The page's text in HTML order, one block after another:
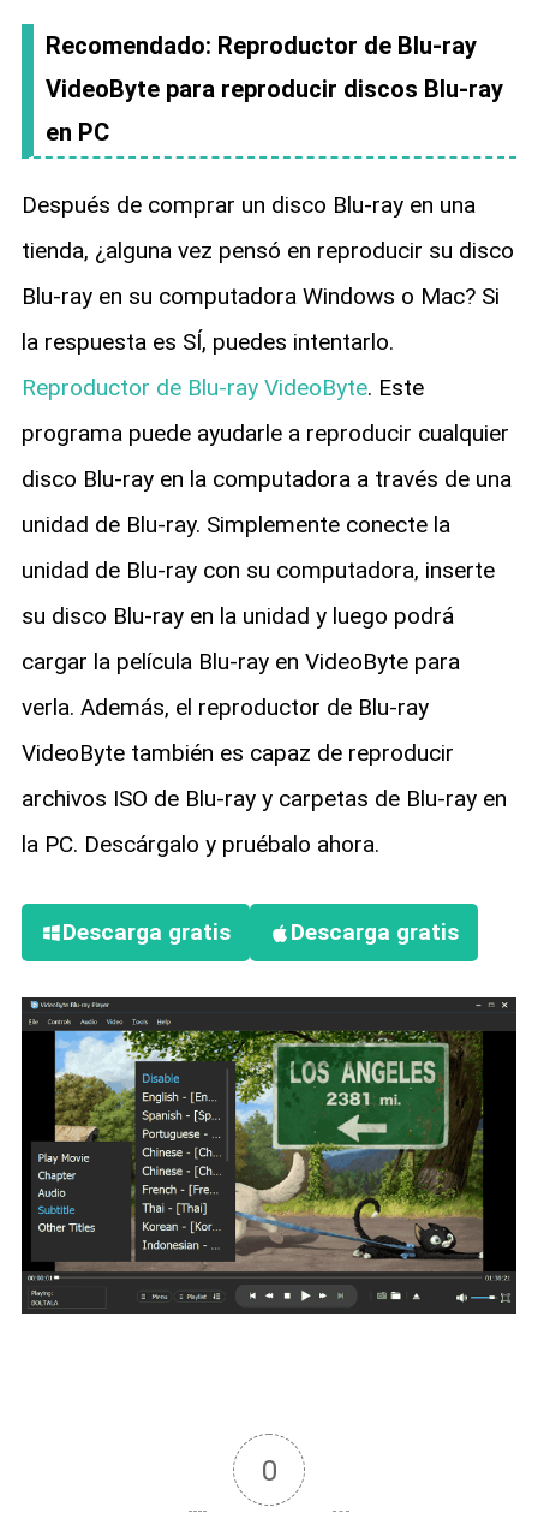
Recomendado: Reproductor de Blu-ray
VideoByte para reproducir discos Blu-ray
en PC
Después de comprar un disco Blu-ray en una
tienda, ¿alguna vez pensó en reproducir su disco
Blu-ray en su computadora Windows o Mac? Si
la respuesta es SÍ, puedes intentarlo.
Reproductor de Blu-ray VideoByte. Este
programa puede ayudarle a reproducir cualquier
disco Blu-ray en la computadora a través de una
unidad de Blu-ray. Simplemente conecte la
unidad de Blu-ray con su computadora, inserte
su disco Blu-ray en la unidad y luego podrá
cargar la película Blu-ray en VideoByte para
verla. Además, el reproductor de Blu-ray
VideoByte también es capaz de reproducir
archivos ISO de Blu-ray y carpetas de Blu-ray en
la PC. Descárgalo y pruébalo ahora.
Descarga gratis Descarga gratis
0